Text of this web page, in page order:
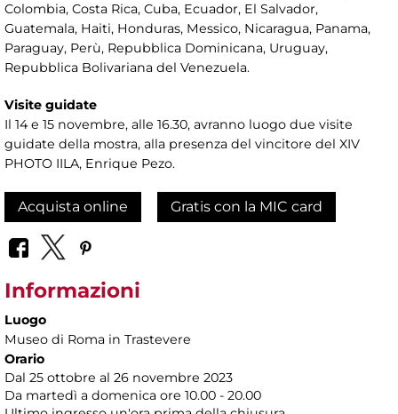
Colombia, Costa Rica, Cuba, Ecuador, El Salvador,
Guatemala, Haiti, Honduras, Messico, Nicaragua, Panama,
Paraguay, Perù, Repubblica Dominicana, Uruguay,
Repubblica Bolivariana del Venezuela.
Visite guidate
Il 14 e 15 novembre, alle 16.30, avranno luogo due visite
guidate della mostra, alla presenza del vincitore del XIV
PHOTO IILA, Enrique Pezo.
Acquista online Gratis con la MIC card
Informazioni
Luogo
Museo di Roma in Trastevere
Orario
Dal 25 ottobre al 26 novembre 2023
Da martedì a domenica ore 10.00 - 20.00